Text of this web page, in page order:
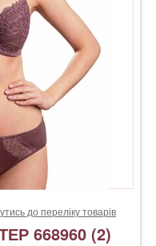
до переліку товарів
668960 (2)